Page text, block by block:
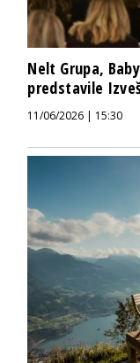
Nelt Grupa,
predstavile
11/06/2026 | 15:30